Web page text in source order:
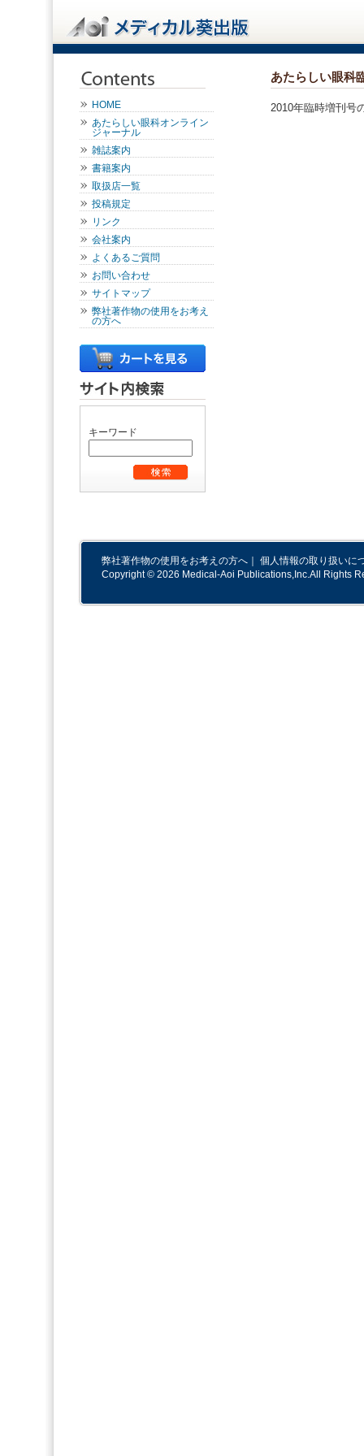
HOME
あたらしい眼科オンライン
ジャーナル
雑誌案内
書籍案内
取扱店一覧
投稿規定
リンク
会社案内
よくあるご質問
お問い合わせ
サイトマップ
弊社著作物の使用をお考え
の方へ
キーワード
あたらしい眼科
2010年臨時増刊号
弊社著作物の使用をお考えの方へ ｜ 個人情報の取り扱いに
Copyright © 2026 Medical-Aoi Publications,Inc.All Rights